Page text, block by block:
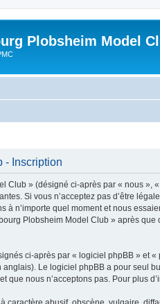
Plobsheim Model
- Inscription
Club » (désigné ci-après par « nous »,
Si vous n’acceptez pas d’être
à n’importe quel moment et nous
Plobsheim Model Club » après
ci-après par « logiciel phpBB » et
anglais). Le logiciel phpBB a pour seul
que nous n’acceptons pas. Pour plus